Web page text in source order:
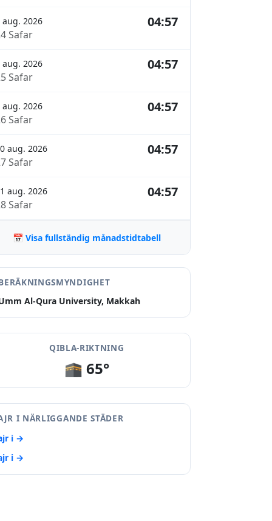
aug. 2026
Safar
04:57
aug. 2026
Safar
04:57
aug. 2026
Safar
04:57
aug. 2026
Safar
04:57
aug. 2026
Safar
04:57
📅 Visa fullständig månadstidtabell
Al-Qura University, Makkah
QIBLA-RIKTNING
🕋 65°
I NÄRLIGGANDE STÄDER
i →
i →